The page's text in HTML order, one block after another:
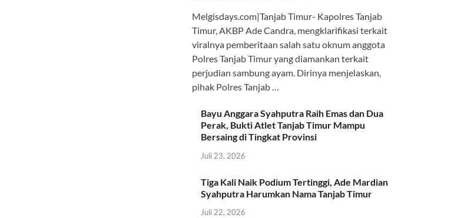
e
b
o
o
at
s
A
p
e
gr
a
m
itt
er
e
a
ds
Melgisdays.com|Tanjab Timur- Kapolres Tanjab
Timur, AKBP Ade Candra, mengklarifikasi terkait
viralnya pemberitaan salah satu oknum anggota
Polres Tanjab Timur yang diamankan terkait
perjudian sambung ayam. Dirinya menjelaskan,
pihak Polres Tanjab …
Bayu Anggara Syahputra Raih Emas dan Dua
Perak, Bukti Atlet Tanjab Timur Mampu
Bersaing di Tingkat Provinsi
Juli 23, 2026
Tiga Kali Naik Podium Tertinggi, Ade Mardian
Syahputra Harumkan Nama Tanjab Timur
Juli 22, 2026